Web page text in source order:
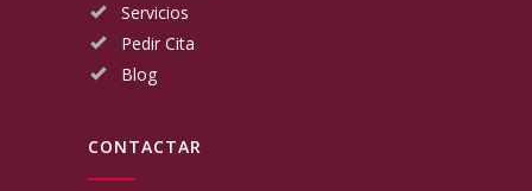
Servicios
Pedir Cita
Blog
CONTACTAR